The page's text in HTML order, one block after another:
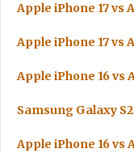
Apple iPhone 17 vs
Apple iPhone 17 vs
Apple iPhone 16 vs
Samsung Galaxy
Apple iPhone 16 vs